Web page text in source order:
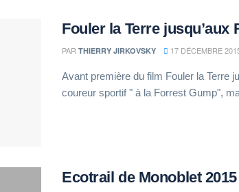
Fouler la Terre jusqu’aux
PAR THIERRY JIRKOVSKY 17 DÉCEMBRE
Avant première du film Fouler la Terre
coureur sportif " à la Forrest Gump",
Ecotrail de Monoblet 2015